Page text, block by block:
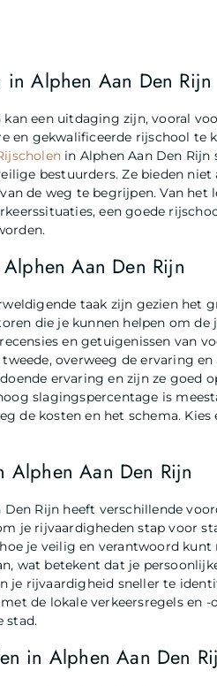
Alphen Aan Den Rijn
een uitdaging zijn, vooral
en gekwalificeerde rijschool te
in Alphen Aan Den
bestuurders. Ze bieden
de weg te begrijpen. Van het
een goede
Aan Den Rijn
taak zijn gezien het
die je kunnen helpen om de
en getuigenissen van
overweeg de ervaring
ervaring en zijn ze goed
slagingspercentage is
de kosten en het schema.
Alphen Aan Den Rijn
Rijn heeft verschillende
je rijvaardigheden stap voor
je veilig en verantwoord kunt
wat betekent dat je
rijvaardigheid sneller te
de lokale verkeersregels en
stad.
in Alphen Aan Den